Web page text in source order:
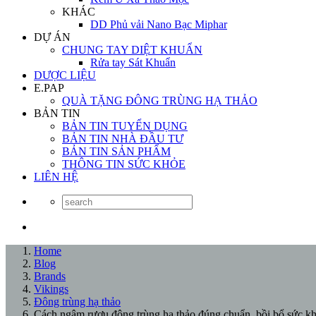
KHÁC
DD Phủ vải Nano Bạc Miphar
DỰ ÁN
CHUNG TAY DIỆT KHUẨN
Rửa tay Sát Khuẩn
DƯỢC LIỆU
E.PAP
QUÀ TẶNG ĐÔNG TRÙNG HẠ THẢO
BẢN TIN
BẢN TIN TUYỂN DỤNG
BẢN TIN NHÀ ĐẦU TƯ
BẢN TIN SẢN PHẨM
THÔNG TIN SỨC KHỎE
LIÊN HỆ
Home
Blog
Brands
Vikings
Đông trùng hạ thảo